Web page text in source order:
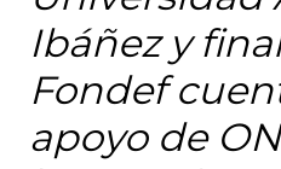
Ibáñez y
Fondef
apoyo de